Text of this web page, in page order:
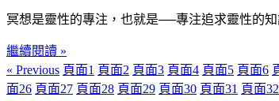
冥想是靈性的專注，也就是──專注追求靈性的
繼續閱讀 »
« Previous 頁面1 頁面2 頁面3 頁面4 頁面5 頁面6
面26 頁面27 頁面28 頁面29 頁面30 頁面31 頁面32